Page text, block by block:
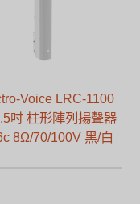
Voice LRC-1100
吋 柱形陣列揚聲器
8Ω/70/100V 黑/白